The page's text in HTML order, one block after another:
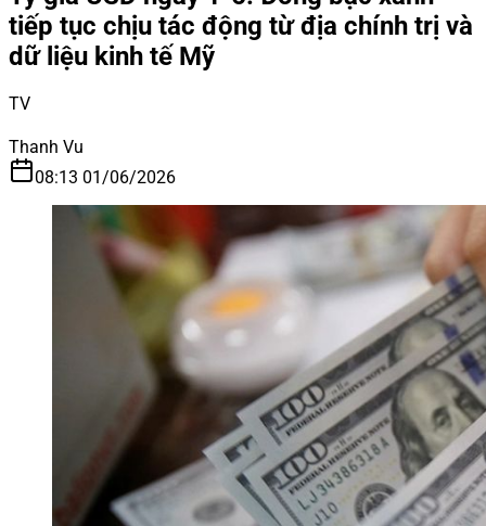
tiếp tục chịu tác động từ địa chính trị và
dữ liệu kinh tế Mỹ
TV
Thanh Vu
08:13 01/06/2026